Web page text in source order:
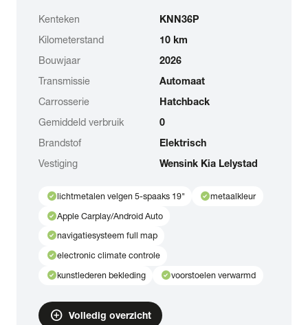
Kenteken
KNN36P
Kilometerstand
10 km
Bouwjaar
2026
Transmissie
Automaat
Carrosserie
Hatchback
Gemiddeld verbruik
0
Brandstof
Elektrisch
Vestiging
Wensink Kia Lelystad
check_circlelichtmetalen velgen 5-spaaks 19" check_circlemetaalkleur
check_circleApple Carplay/Android Auto
check_circlenavigatiesysteem full map
check_circleelectronic climate controle
check_circlekunstlederen bekleding check_circlevoorstoelen verwarmd
add_circle Volledig overzicht